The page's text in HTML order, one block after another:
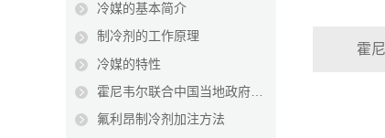
冷媒的基本简介
制冷剂的工作原理
冷媒的特性
霍尼韦尔联合中国当地政府，成功打击假冒制冷剂产品
氟利昂制冷剂加注方法
霍